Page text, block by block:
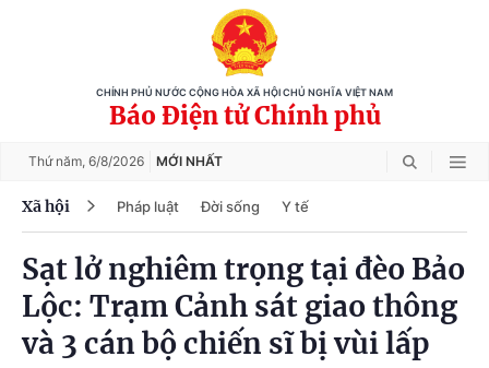
CHÍNH PHỦ NƯỚC CỘNG HÒA XÃ HỘI CHỦ NGHĨA VIỆT NAM
Báo Điện tử Chính phủ
Thứ năm, 6/8/2026 MỚI NHẤT
Xã hội Pháp luật Đời sống Y tế
Sạt lở nghiêm trọng tại đèo Bảo
Lộc: Trạm Cảnh sát giao thông
và 3 cán bộ chiến sĩ bị vùi lấp